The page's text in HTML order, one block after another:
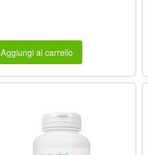
Aggiungi al carrello